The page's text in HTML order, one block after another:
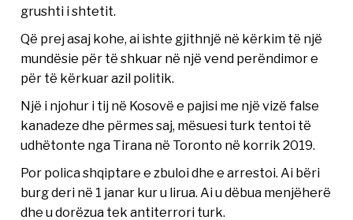
grushti i shtetit.
Që prej asaj kohe, ai ishte gjithnjë në kërkim të një
mundësie për të shkuar në një vend perëndimor e
për të kërkuar azil politik.
Një i njohur i tij në Kosovë e pajisi me një vizë false
kanadeze dhe përmes saj, mësuesi turk tentoi të
udhëtonte nga Tirana në Toronto në korrik 2019.
Por polica shqiptare e zbuloi dhe e arrestoi. Ai bëri
burg deri në 1 janar kur u lirua. Ai u dëbua menjëherë
dhe u dorëzua tek antiterrori turk.